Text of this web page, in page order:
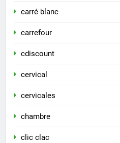
carré blanc
carrefour
cdiscount
cervical
cervicales
chambre
clic clac